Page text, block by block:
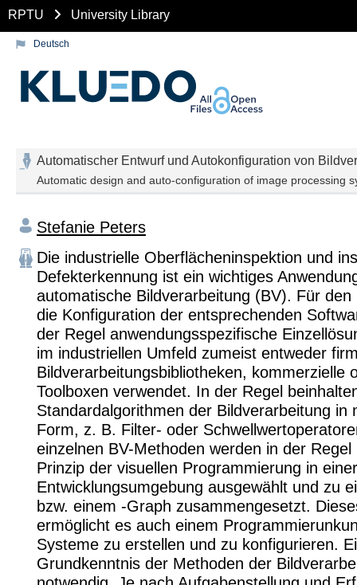
RPTU University Library
Deutsch
Automatischer Entwurf und Autokonfiguration von
Automatic design and auto-configuration of image processing
Stefanie Peters
Die industrielle Oberflächeninspektion und
Defekterkennung ist ein wichtiges
automatische Bildverarbeitung (BV). Für den
die Konfiguration der entsprechenden
der Regel anwendungsspezifische
im industriellen Umfeld zumeist entweder
Bildverarbeitungsbibliotheken, kommerzielle
Toolboxen verwendet. In der Regel
Standardalgorithmen der Bildverarbeitung in
Form, z. B. Filter- oder
einzelnen BV-Methoden werden in der Regel
Prinzip der visuellen Programmierung in
Entwicklungsumgebung ausgewählt und zu
bzw. einem -Graph zusammengesetzt.
ermöglicht es auch einem
Systeme zu erstellen und zu konfigurieren.
Grundkenntnis der Methoden der